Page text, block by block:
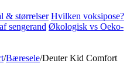
& størrelser Hvilken voksipose?
sengerand Økologisk vs Oeko-
/Bæresele/Deuter Kid Comfort